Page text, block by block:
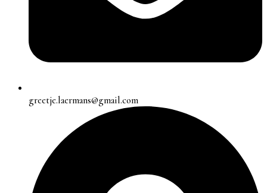
greetje.laermans@gmail.com